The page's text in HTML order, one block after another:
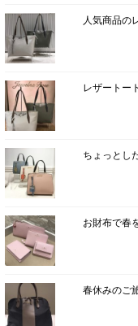
人気商品の
レザートー
ちょっとし
お財布で春
春休みのご